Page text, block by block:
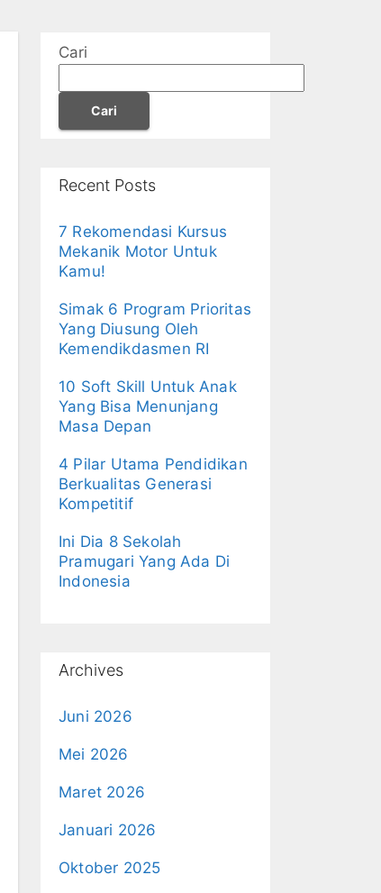
Cari
Cari
Recent Posts
7 Rekomendasi Kursus
Mekanik Motor Untuk
Kamu!
Simak 6 Program Prioritas
Yang Diusung Oleh
Kemendikdasmen RI
10 Soft Skill Untuk Anak
Yang Bisa Menunjang
Masa Depan
4 Pilar Utama Pendidikan
Berkualitas Generasi
Kompetitif
Ini Dia 8 Sekolah
Pramugari Yang Ada Di
Indonesia
Archives
Juni 2026
Mei 2026
Maret 2026
Januari 2026
Oktober 2025